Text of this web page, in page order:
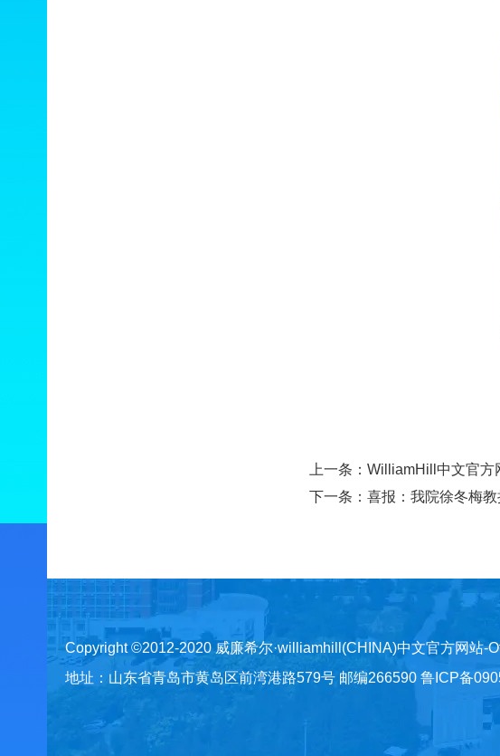
上一条： WilliamHill中文官方
下一条： 喜报：我院徐冬梅
Copyright ©2012-2020 威廉希尔·williamhill(CHINA)中文官方网站-
地址：山东省青岛市黄岛区前湾港路579号 邮编266590 鲁ICP备